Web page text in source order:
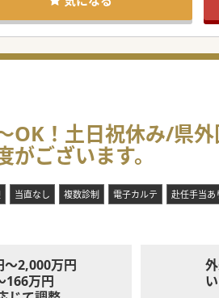
OK！土日祝休み/県
ございます。
当直なし 複数診制 電子カルテ 赴任手当あ
2,000万円
166万円